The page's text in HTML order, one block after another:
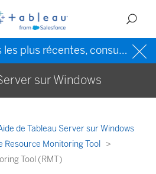
Pour les informations les plus récentes, consultez l’
sur Windows
de Tableau Server sur Windows
Resource Monitoring Tool
Tool (RMT)